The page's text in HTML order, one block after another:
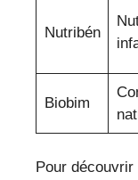
Nutribén
Biobim
Pour